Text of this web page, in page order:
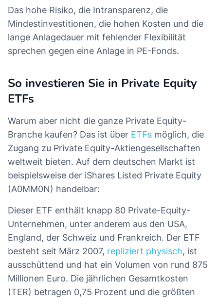
Das hohe Risiko, die Intransparenz, die
Mindestinvestitionen, die hohen Kosten und die
lange Anlagedauer mit fehlender Flexibilität
sprechen gegen eine Anlage in PE-Fonds.
So investieren Sie in Private Equity
ETFs
Warum aber nicht die ganze Private Equity-
Branche kaufen? Das ist über ETFs möglich, die
Zugang zu Private Equity-Aktiengesellschaften
weltweit bieten. Auf dem deutschen Markt ist
beispielsweise der iShares Listed Private Equity
(A0MM0N) handelbar:
Dieser ETF enthält knapp 80 Private-Equity-
Unternehmen, unter anderem aus den USA,
England, der Schweiz und Frankreich. Der ETF
besteht seit März 2007, repliziert physisch, ist
ausschüttend und hat ein Volumen von rund 875
Millionen Euro. Die jährlichen Gesamtkosten
(TER) betragen 0,75 Prozent und die größten